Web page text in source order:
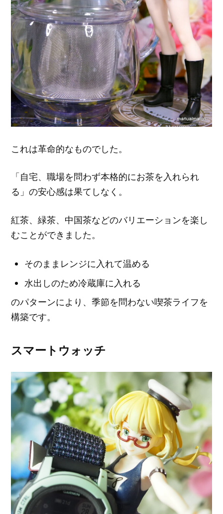
これは革命的なものでした。
「自宅、職場を問わず本格的にお茶を入れられ
る」の安心感は果てしなく。
紅茶、緑茶、中国茶などのバリエーションを楽し
むことができました。
そのままレンジに入れて温める
水出しのため冷蔵庫に入れる
のパターンにより、季節を問わない喫茶ライフを
構築です。
スマートウォッチ